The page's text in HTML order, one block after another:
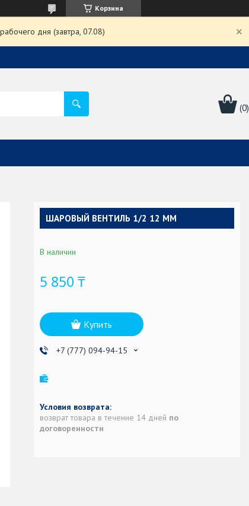
Корзина
дня (завтра, 07.08)
ШАРОВЫЙ ВЕНТИЛЬ 1/2 12 ММ
В наличии
5 850 ₸
Купить
+7 (777) 094-94-15
возврат товара в течение 14 дней по
договоренности